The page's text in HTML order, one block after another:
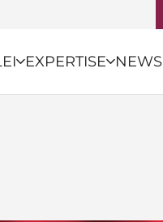
EXPERTISE NEWS